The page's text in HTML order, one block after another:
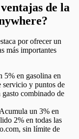
de la
por ofrecer un
más importantes
5% en gasolina en
servicio y puntos de
combinado de
un 3% en
2% en todas las
sin límite de